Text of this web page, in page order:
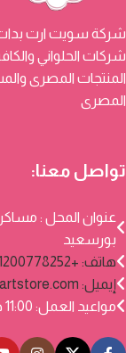
شركة سويت ارت بدات
المنتجات المصرى
المصرى
تواصل معنا:
بورسعيد
هاتف: +201200778252
إيميل:
مواعيد العمل: 11:00 صباحا الي 10:00 مساءً يومياً